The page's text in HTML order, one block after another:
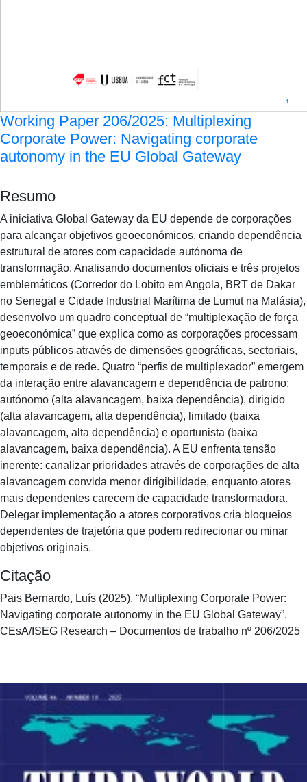
Working Paper 206/2025: Multiplexing
Corporate Power: Navigating corporate
autonomy in the EU Global Gateway
Resumo
A iniciativa Global Gateway da EU depende de corporações
para alcançar objetivos geoeconómicos, criando dependência
estrutural de atores com capacidade autónoma de
transformação. Analisando documentos oficiais e três projetos
emblemáticos (Corredor do Lobito em Angola, BRT de Dakar
no Senegal e Cidade Industrial Marítima de Lumut na Malásia),
desenvolvo um quadro conceptual de “multiplexação de força
geoeconómica” que explica como as corporações processam
inputs públicos através de dimensões geográficas, sectoriais,
temporais e de rede. Quatro “perfis de multiplexador” emergem
da interação entre alavancagem e dependência de patrono:
autónomo (alta alavancagem, baixa dependência), dirigido
(alta alavancagem, alta dependência), limitado (baixa
alavancagem, alta dependência) e oportunista (baixa
alavancagem, baixa dependência). A EU enfrenta tensão
inerente: canalizar prioridades através de corporações de alta
alavancagem convida menor dirigibilidade, enquanto atores
mais dependentes carecem de capacidade transformadora.
Delegar implementação a atores corporativos cria bloqueios
dependentes de trajetória que podem redirecionar ou minar
objetivos originais.
Citação
Pais Bernardo, Luís (2025). “Multiplexing Corporate Power:
Navigating corporate autonomy in the EU Global Gateway”.
CEsA/ISEG Research – Documentos de trabalho nº 206/2025